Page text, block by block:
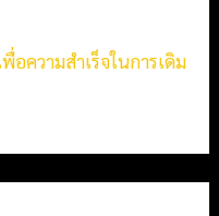
ความสำเร็จในการเดิม